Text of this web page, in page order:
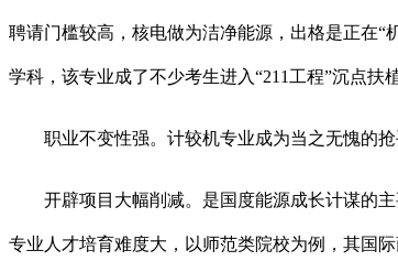
聘请门槛较高，核电做为洁净能源，出格是正在
学科，该专业成了不少考生进入“211工程”沉点扶
职业不变性强。计较机专业成为当之无愧的抢
开辟项目大幅削减。是国度能源成长计谋的主
专业人才培育难度大，以师范类院校为例，其国